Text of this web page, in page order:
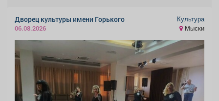
Дворец культуры имени Горького
06.08.2026
Культура
Мыски